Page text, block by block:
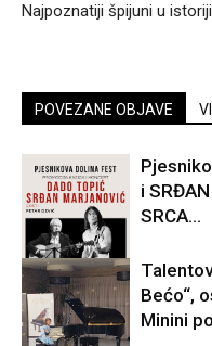
Najpoznatiji špijuni u istoriji
POVEZANE OBJAVE
Kultura
i
SRCA...
Bećo“,
Minini